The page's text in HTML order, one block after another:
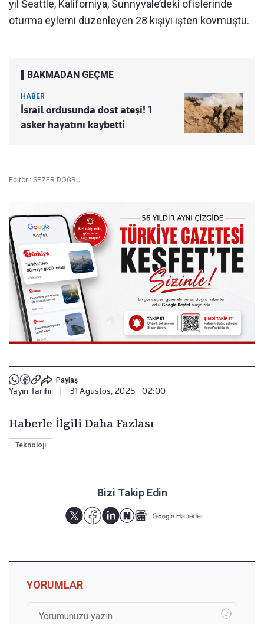
yıl Seattle, Kaliforniya, Sunnyvale’deki ofislerinde
oturma eylemi düzenleyen 28 kişiyi işten kovmuştu.
BAKMADAN GEÇME
HABER
İsrail ordusunda dost ateşi! 1
asker hayatını kaybetti
Editör : SEZER DOĞRU
Paylaş
Yayın Tarihi 31 Ağustos, 2025 - 02:00
Haberle İlgili Daha Fazlası
Teknoloji
Bizi Takip Edin
YORUMLAR